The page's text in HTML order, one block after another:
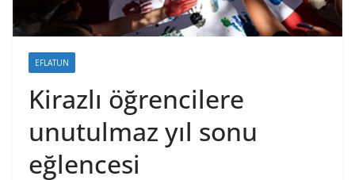
EFLATUN
Kirazlı öğrencilere
unutulmaz yıl sonu
eğlencesi